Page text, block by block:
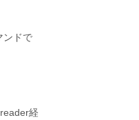
ンドで
経